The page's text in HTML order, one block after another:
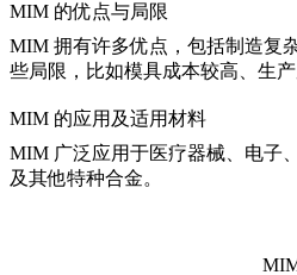
MIM 的优点与局限
MIM 拥有许多优点，包括制造复
些局限，比如模具成本较高、生
MIM 的应用及适用材料
MIM 广泛应用于医疗器械、电子
及其他特种合金。